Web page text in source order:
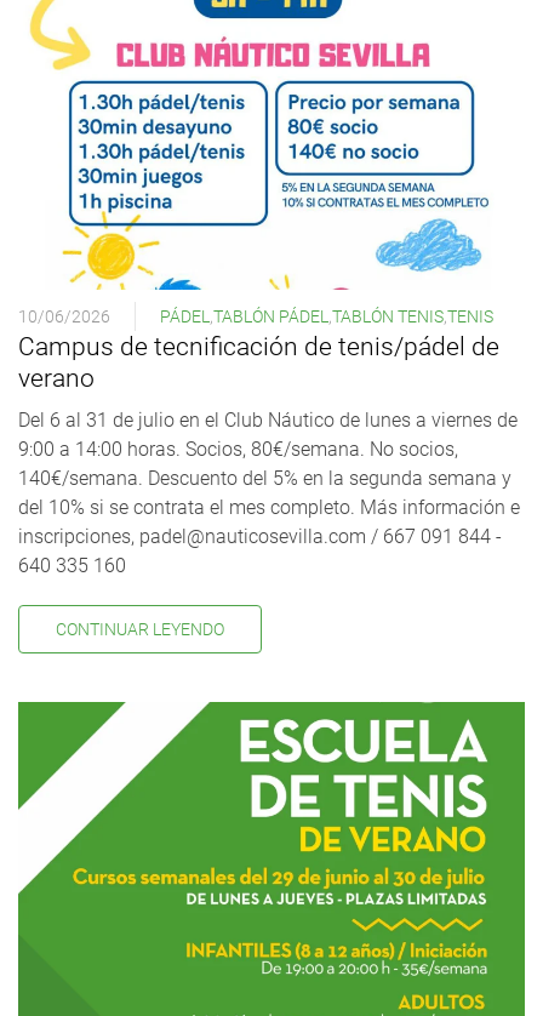
10/06/2026 PÁDEL TABLÓN PÁDEL TABLÓN TENISTENIS
Campus de tecnificación de tenis/pádel de
verano
Del 6 al 31 de julio en el Club Náutico de lunes a viernes de
9:00 a 14:00 horas. Socios, 80€/semana. No socios,
140€/semana. Descuento del 5% en la segunda semana y
del 10% si se contrata el mes completo. Más información e
inscripciones, padel@nauticosevilla.com / 667 091 844 -
640 335 160
CONTINUAR LEYENDO